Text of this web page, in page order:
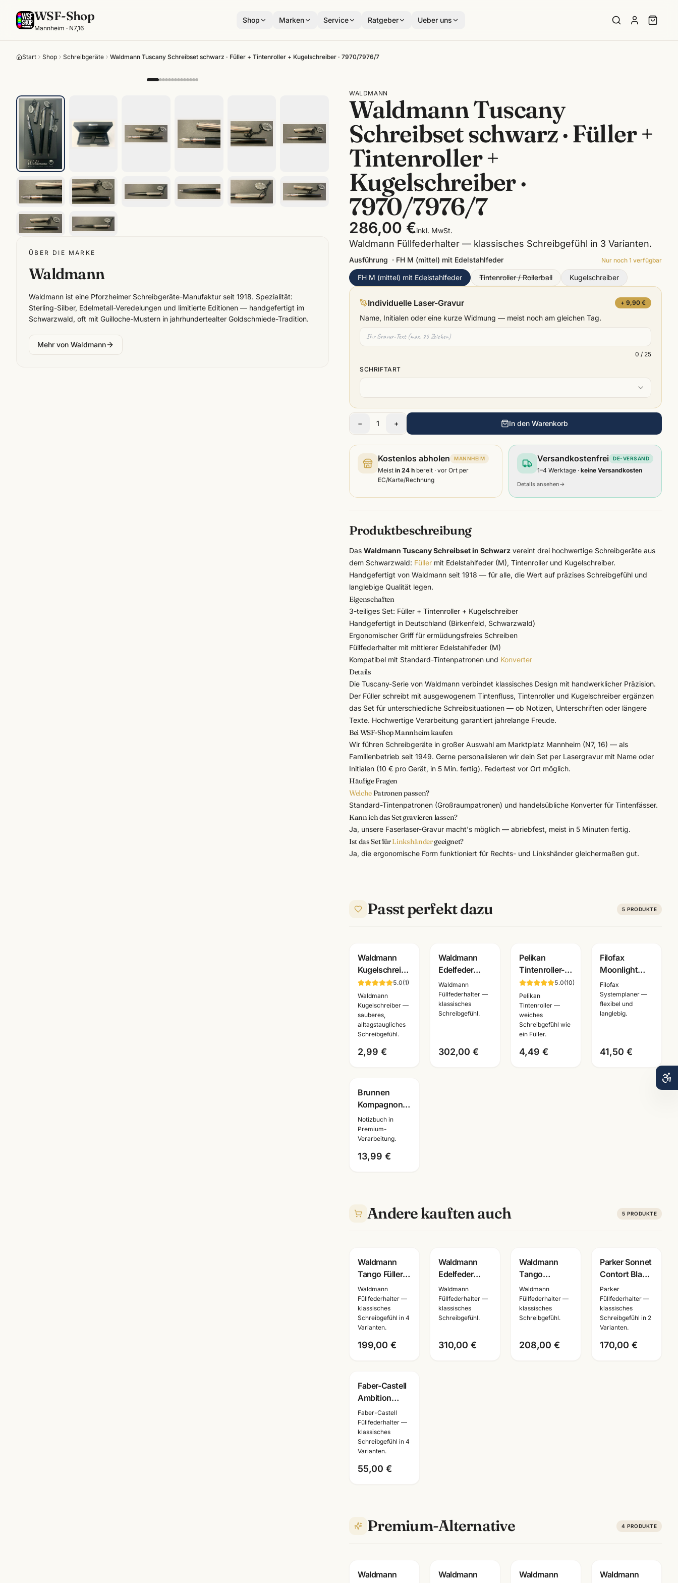
WSF-Shop
Mannheim · N7,16
Shop Marken Service Ratgeber Ueber uns
Start Shop Schreibgeräte Waldmann Tuscany Schreibset schwarz · Füller + Tintenroller + Kugelschreiber · 7970/7976/7
ÜBER DIE MARKE
Waldmann
Waldmann ist eine Pforzheimer Schreibgeräte-Manufaktur seit 1918. Spezialität:
Sterling-Silber, Edelmetall-Veredelungen und limitierte Editionen — handgefertigt im
Schwarzwald, oft mit Guilloche-Mustern in jahrhundertealter Goldschmiede-Tradition.
Mehr von Waldmann
WALDMANN
Waldmann Tuscany
Schreibset schwarz · Füller +
Tintenroller +
Kugelschreiber ·
7970/7976/7
286,00 €inkl. MwSt.
Waldmann Füllfederhalter — klassisches Schreibgefühl in 3 Varianten.
Ausführung · FH M (mittel) mit Edelstahlfeder Nur noch 1 verfügbar
FH M (mittel) mit Edelstahlfeder Tintenroller / Rollerball Kugelschreiber
Individuelle Laser-Gravur + 9,90 €
Name, Initialen oder eine kurze Widmung — meist noch am gleichen Tag.
0 / 25
SCHRIFTART
− 1 + In den Warenkorb
Kostenlos abholen MANNHEIM
Meist in 24 h bereit · vor Ort per
EC/Karte/Rechnung
Versandkostenfrei DE-VERSAND
1–4 Werktage · keine Versandkosten
Details ansehen→
Produktbeschreibung
Das Waldmann Tuscany Schreibset in Schwarz vereint drei hochwertige Schreibgeräte aus
dem Schwarzwald: Füller mit Edelstahlfeder (M), Tintenroller und Kugelschreiber.
Handgefertigt von Waldmann seit 1918 — für alle, die Wert auf präzises Schreibgefühl und
langlebige Qualität legen.
Eigenschaften
3-teiliges Set: Füller + Tintenroller + Kugelschreiber
Handgefertigt in Deutschland (Birkenfeld, Schwarzwald)
Ergonomischer Griff für ermüdungsfreies Schreiben
Füllfederhalter mit mittlerer Edelstahlfeder (M)
Kompatibel mit Standard-Tintenpatronen und Konverter
Details
Die Tuscany-Serie von Waldmann verbindet klassisches Design mit handwerklicher Präzision.
Der Füller schreibt mit ausgewogenem Tintenfluss, Tintenroller und Kugelschreiber ergänzen
das Set für unterschiedliche Schreibsituationen — ob Notizen, Unterschriften oder längere
Texte. Hochwertige Verarbeitung garantiert jahrelange Freude.
Bei WSF-Shop Mannheim kaufen
Wir führen Schreibgeräte in großer Auswahl am Marktplatz Mannheim (N7, 16) — als
Familienbetrieb seit 1949. Gerne personalisieren wir dein Set per Lasergravur mit Name oder
Initialen (10 € pro Gerät, in 5 Min. fertig). Federtest vor Ort möglich.
Häufige Fragen
WelchePatronen passen?
Standard-Tintenpatronen (Großraumpatronen) und handelsübliche Konverter für Tintenfässer.
Kann ich das Set gravieren lassen?
Ja, unsere Faserlaser-Gravur macht's möglich — abriebfest, meist in 5 Minuten fertig.
Ist das Set fürLinkshändergeeignet?
Ja, die ergonomische Form funktioniert für Rechts- und Linkshänder gleichermaßen gut.
Passt perfekt dazu 5 PRODUKTE
Gravur
Waldmann
Kugelschreiber-
Mine M ·
blau/schwarz
· Medium-
Strichbreite
5.0(1)
Waldmann
Kugelschreiber —
sauberes,
alltagstaugliches
Schreibgefühl.
2,99 €
Gravur
Waldmann
Edelfeder
Tintenroller
schwarz · 925
Sterling Silber
· 0149 · mit
Waldmann
Füllfederhalter —
klassisches
Schreibgefühl.
302,00 €
Gravur
Pelikan
Tintenroller-
Minen 338 ·
F/M/B · blau +
schwarz ·
Refill für
Rollerball
5.0(10)
Pelikan
Tintenroller —
weiches
Schreibgefühl wie
ein Füller.
4,49 €
Filofax
Moonlight
Terminplaner ·
Pocket/Personal
Organizer ·
waehlbare
Filofax
Systemplaner —
flexibel und
langlebig.
41,50 €
Brunnen
Kompagnon
Notizbuch
Hardcover ·
A6/A5/A4 ·
schwarz/weiss
Notizbuch in
Premium-
Verarbeitung.
13,99 €
Andere kauften auch 5 PRODUKTE
Gravur
Waldmann
Tango Füller +
Rollerball
Sterling Silber
·
2300/0005/0004/0003
Lasergravu
Waldmann
Füllfederhalter —
klassisches
Schreibgefühl in 4
Varianten.
199,00 €
Waldmann
Edelfeder
Füller 925
Sterling Silber
schwarz ·
0148 · mit
Waldmann
Füllfederhalter —
klassisches
Schreibgefühl.
310,00 €
Gravur
Waldmann
Tango
Pyramid
Kugelschreiber
ruthenium ·
925 Sterling
Waldmann
Füllfederhalter —
klassisches
Schreibgefühl.
208,00 €
Gravur
Parker Sonnet
Contort Black
Cisele PT ·
Füller +
Kugelschreiber
· Special
Parker
Füllfederhalter —
klassisches
Schreibgefühl in 2
Varianten.
170,00 €
Faber-Castell
Ambition
Schwarz ·
Füller +
Tintenroller +
Kugelschreiber
Lasergravur
Faber-Castell
Füllfederhalter —
klassisches
Schreibgefühl in 4
Varianten.
55,00 €
Premium-Alternative 4 PRODUKTE
Waldmann
Waldmann
Gravur
Waldmann
Gravur
Waldmann